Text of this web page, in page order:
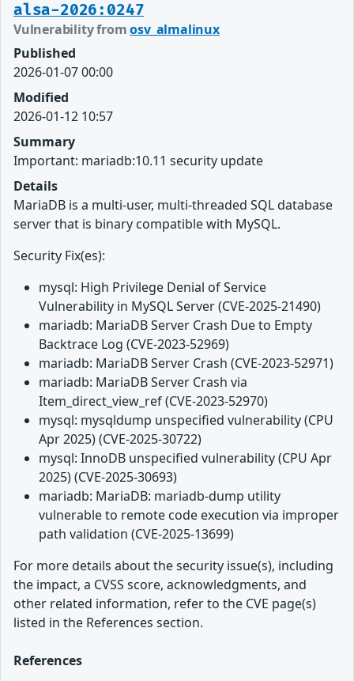
alsa-2026:0247
Vulnerability fromosv_almalinux
Published
2026-01-07 00:00
Modified
2026-01-12 10:57
Summary
Important: mariadb:10.11 security update
Details
MariaDB is a multi-user, multi-threaded SQL database
server that is binary compatible with MySQL.
Security Fix(es):
mysql: High Privilege Denial of Service
Vulnerability in MySQL Server (CVE-2025-21490)
mariadb: MariaDB Server Crash Due to Empty
Backtrace Log (CVE-2023-52969)
mariadb: MariaDB Server Crash (CVE-2023-52971)
mariadb: MariaDB Server Crash via
Item_direct_view_ref (CVE-2023-52970)
mysql: mysqldump unspecified vulnerability (CPU
Apr 2025) (CVE-2025-30722)
mysql: InnoDB unspecified vulnerability (CPU Apr
2025) (CVE-2025-30693)
mariadb: MariaDB: mariadb-dump utility
vulnerable to remote code execution via improper
path validation (CVE-2025-13699)
For more details about the security issue(s), including
the impact, a CVSS score, acknowledgments, and
other related information, refer to the CVE page(s)
listed in the References section.
References